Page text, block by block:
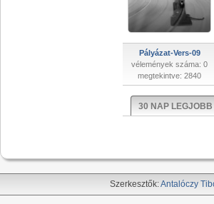
Pályázat-Vers-09
vélemények száma: 0
megtekintve: 2840
30 NAP LEGJOBB
Szerkesztők:Antalóczy